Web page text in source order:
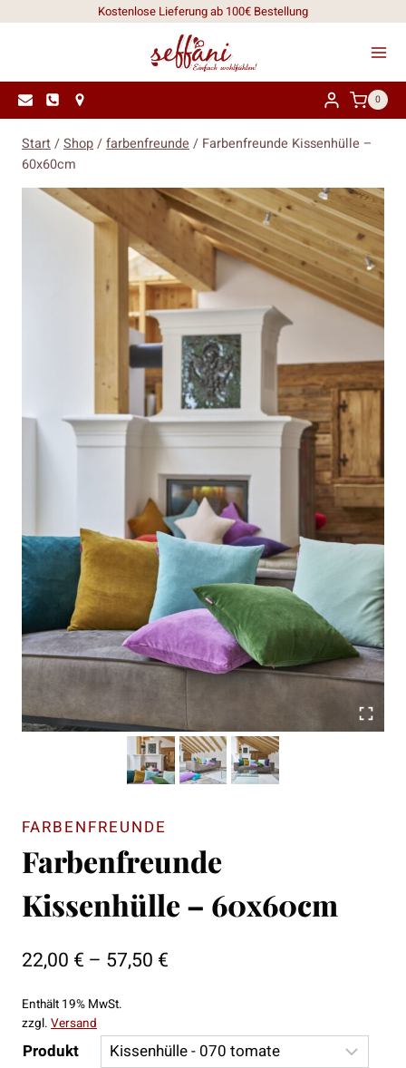
Kostenlose Lieferung ab 100€ Bestellung
0
Start/Shop/farbenfreunde / Farbenfreunde Kissenhülle –
60x60cm
FARBENFREUNDE
Farbenfreunde
Kissenhülle – 60x60cm
22,00 € – 57,50 €
57,50 €
Enthält 19% MwSt.
zzgl. Versand
Produkt